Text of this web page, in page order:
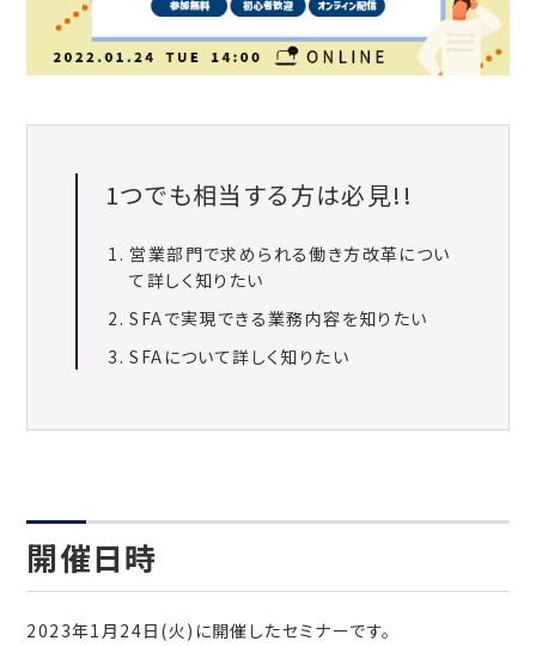
1つでも相当する方は必見!!
営業部門で求められる働き方改革につい
て詳しく知りたい
SFAで実現できる業務内容を知りたい
SFAについて詳しく知りたい
開催日時
2023年1月24日(火)に開催したセミナーです。